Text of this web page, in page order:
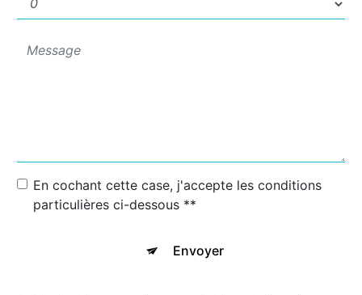
En cochant cette case, j'accepte les conditions
particulières ci-dessous **
Envoyer